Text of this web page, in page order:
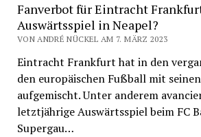
Fanverbot für Eintracht
Auswärtsspiel in Neapel?
VON ANDRÉ NÜCKEL AM 7. MÄRZ 2023
Eintracht Frankfurt hat in den
den europäischen Fußball mit
aufgemischt. Unter anderem
letztjährige Auswärtsspiel beim FC
Supergau…